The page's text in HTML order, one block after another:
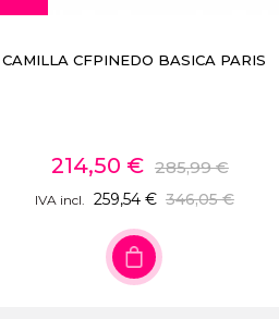
CAMILLA CFPINEDO BASICA PARIS
214,50 € 285,99 €
IVA incl. 259,54 € 346,05 €